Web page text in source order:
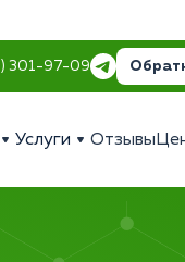
301-97-09
Услуги Отзывы